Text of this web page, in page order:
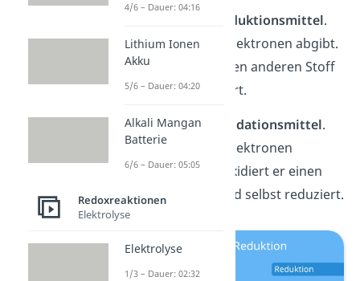
Reduktionsmittel.
Das ist ein Stoff, der Elektronen abgibt.
Dabei reduziert er einen anderen Stoff
und wird selbst oxidiert.
StoffBist hier das Oxidationsmittel.
Das ist ein Stoff, der Elektronen
aufnimmt. Dadurch oxidiert er einen
anderen Stoff und wird selbst reduziert.
4/6 – Dauer: 04:16
Lithium Ionen
Akku
5/6 – Dauer: 04:20
Alkali Mangan
Batterie
6/6 – Dauer: 05:05
Redoxreaktionen
Elektrolyse
Elektrolyse
1/3 – Dauer: 02:32